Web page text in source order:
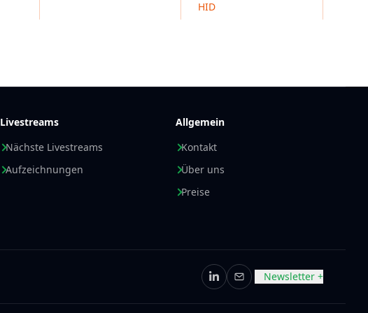
HID
Livestreams
Nächste Livestreams
Aufzeichnungen
Allgemein
Kontakt
Über uns
Preise
LinkedIn
E-MailNewsletter +